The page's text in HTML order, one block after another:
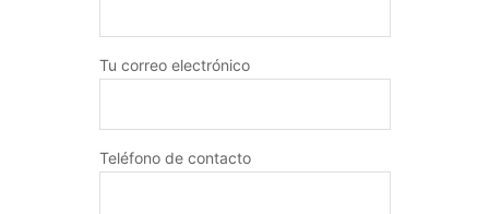
Tu correo electrónico
Teléfono de contacto